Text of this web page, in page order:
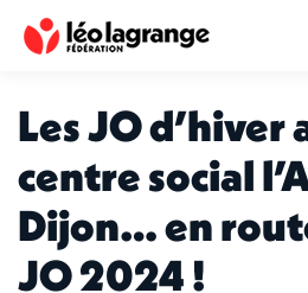
Les JO d’hiver
centre social
Dijon… en
JO 2024 !